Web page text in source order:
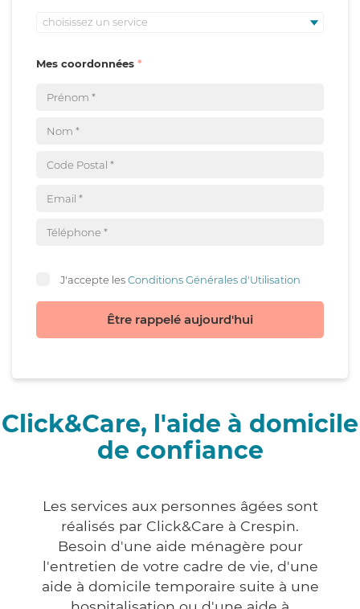
choisissez un service
Mes coordonnées
J'accepte lesConditions Générales d'Utilisation
Être rappelé aujourd'hui
Click&Care, l'aide à domicile
de confiance
Les services aux personnes âgées sont
réalisés par Click&Care à Crespin.
Besoin d'une aide ménagère pour
l'entretien de votre cadre de vie, d'une
aide à domicile temporaire suite à une